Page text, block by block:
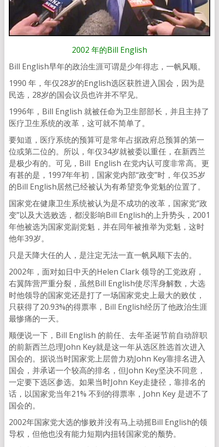
2002 年的Bill English
Bill English早年的政治生涯可谓是少年得志，一帆风顺。
1990 年，年仅28岁的English选区获胜进入国会，因为是
民选，28岁的国会议员也许并不罕见。
1996年，Bill English 就被任命为卫生部部长，并且主持了
医疗卫生系统的改革，这可就不简单了。
要知道，医疗系统的预算可是常年占据政府总预算的第一
位或第二位的。所以，年仅34岁就被委以重任，在新西兰
是极少有的。可见，Bill English 在党内认可度非常高。更
有甚的是，1997年年初，国家党内部“政变”时，年仅35岁
的Bill English居然已经被认为有希望竞争党魁的位置了。
国家党在健康卫生系统被认为是不成功的改革，国家党“政
变”以及大选败选，都没影响Bill English的上升势头，2001
年他被选为国家党副党魁，并在同年被推举为党魁，这时
他年39岁。
只是天降大任的人，是注定无法一直一帆风顺下去的。
2002年，面对如日中天的Helen Clark 领导的工党政府，
右翼阵营严重分裂，虽然Bill English使尽浑身解数，大选
时他领导的国家党还是打了一场国家党史上最大的败仗，
只获得了20.93%的得票率，Bill English经历了他政治生涯
最惨痛的一天。
顺便说一下，Bill English 的前任、去年圣诞节前自动辞职
的前新西兰总理John Key就是这一年从选区胜选首次进入
国会的。据说当时国家党上层曾力劝John Key靠排名进入
国会，并承诺一个较高的排名，但John Key坚决不同意，
一定要下选区参选。如果当时John Key走捷径，靠排名的
话，以国家党当年21% 不到的得票率，John Key 是进不了
国会的。
2002年国家党大选的惨败并没有马上动摇Bill English的领
导权，但他也没有能力短期内扭转国家党的颓势。